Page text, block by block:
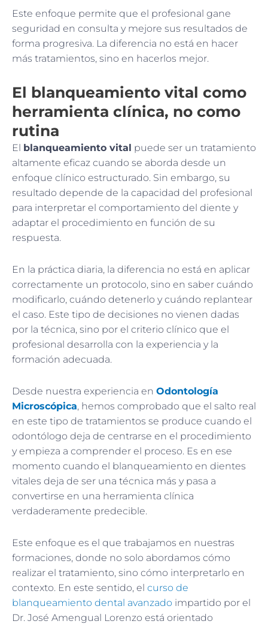
Este enfoque permite que el profesional gane
seguridad en consulta y mejore sus resultados de
forma progresiva. La diferencia no está en hacer
más tratamientos, sino en hacerlos mejor.
El blanqueamiento vital como
herramienta clínica, no como
rutina
El blanqueamiento vital puede ser un tratamiento
altamente eficaz cuando se aborda desde un
enfoque clínico estructurado. Sin embargo, su
resultado depende de la capacidad del profesional
para interpretar el comportamiento del diente y
adaptar el procedimiento en función de su
respuesta.
En la práctica diaria, la diferencia no está en aplicar
correctamente un protocolo, sino en saber cuándo
modificarlo, cuándo detenerlo y cuándo replantear
el caso. Este tipo de decisiones no vienen dadas
por la técnica, sino por el criterio clínico que el
profesional desarrolla con la experiencia y la
formación adecuada.
Desde nuestra experiencia en Odontología
Microscópica, hemos comprobado que el salto real
en este tipo de tratamientos se produce cuando el
odontólogo deja de centrarse en el procedimiento
y empieza a comprender el proceso. Es en ese
momento cuando el blanqueamiento en dientes
vitales deja de ser una técnica más y pasa a
convertirse en una herramienta clínica
verdaderamente predecible.
Este enfoque es el que trabajamos en nuestras
formaciones, donde no solo abordamos cómo
realizar el tratamiento, sino cómo interpretarlo en
contexto. En este sentido, el curso de
blanqueamiento dental avanzado impartido por el
Dr. José Amengual Lorenzo está orientado